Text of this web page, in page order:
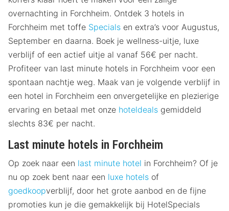
overnachting in Forchheim. Ontdek 3 hotels in
Forchheim met toffe Specials en extra’s voor Augustus,
September en daarna. Boek je wellness-uitje, luxe
verblijf of een actief uitje al vanaf 56€ per nacht.
Profiteer van last minute hotels in Forchheim voor een
spontaan nachtje weg. Maak van je volgende verblijf in
een hotel in Forchheim een onvergetelijke en plezierige
ervaring en betaal met onze hoteldeals gemiddeld
slechts 83€ per nacht.
Last minute hotels in Forchheim
Op zoek naar een last minute hotel in Forchheim? Of je
nu op zoek bent naar een luxe hotels of
goedkoopverblijf, door het grote aanbod en de fijne
promoties kun je die gemakkelijk bij HotelSpecials